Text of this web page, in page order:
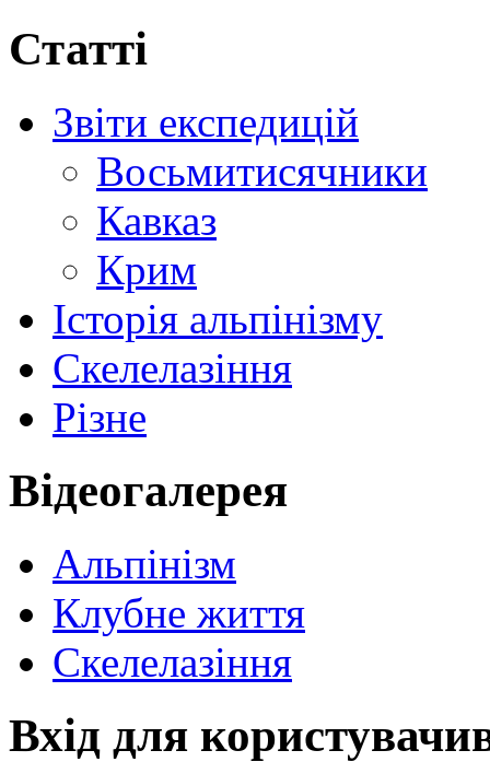
Статті
Звіти експедицій
Восьмитисячники
Кавказ
Крим
Історія альпінізму
Скелелазіння
Різне
Відеогалерея
Альпінізм
Клубне життя
Скелелазіння
Вхід для